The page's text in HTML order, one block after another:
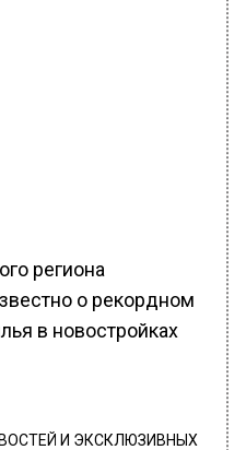
региона
о рекордном
в новостройках
И ЭКСКЛЮЗИВНЫХ